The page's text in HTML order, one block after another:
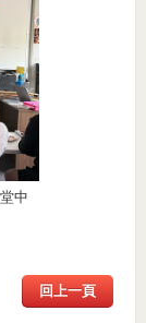
中
回上一頁